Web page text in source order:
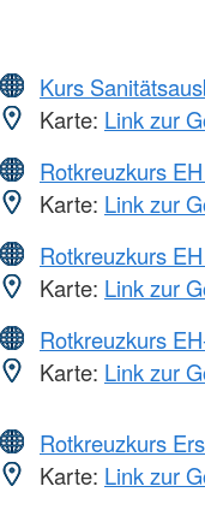
Kurs
Karte: Link zur
Rotkreuzkurs
Karte: Link zur
Rotkreuzkurs
Karte: Link zur
Rotkreuzkurs
Karte: Link zur
Rotkreuzkurs
Karte: Link zur